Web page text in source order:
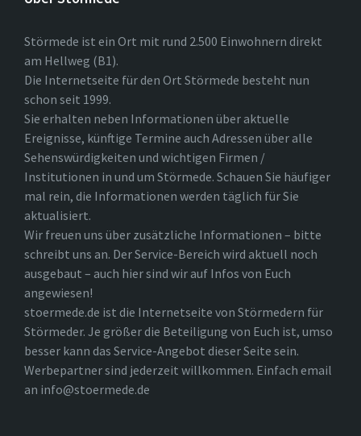
Störmede ist ein Ort mit rund 2.500 Einwohnern direkt
am Hellweg (B1).
Die Internetseite für den Ort Störmede besteht nun
schon seit 1999.
Sie erhalten neben Informationen über aktuelle
Ereignisse, künftige Termine auch Adressen über alle
Sehenswürdigkeiten und wichtigen Firmen /
Institutionen in und um Störmede. Schauen Sie häufiger
mal rein, die Informationen werden täglich für Sie
aktualisiert.
Wir freuen uns über zusätzliche Informationen – bitte
schreibt uns an. Der Service-Bereich wird aktuell noch
ausgebaut – auch hier sind wir auf Infos von Euch
angewiesen!
stoermede.de ist die Internetseite von Störmedern für
Störmeder. Je größer die Beteiligung von Euch ist, umso
besser kann das Service-Angebot dieser Seite sein.
Werbepartner sind jederzeit willkommen. Einfach email
an info@stoermede.de